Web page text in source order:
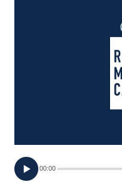
TV
PRINCIPATO
00:00